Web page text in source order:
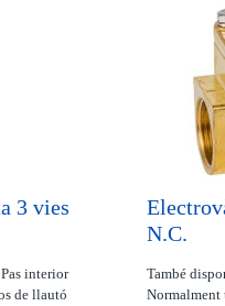
3 vies
interior
de llautó
N.C.
També
Normalment